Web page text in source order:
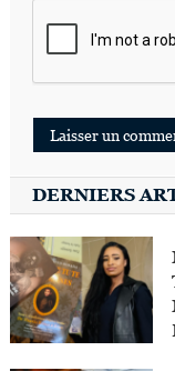
DERNIERS